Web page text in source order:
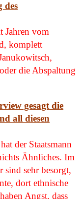
des
Jahren vom
komplett
die Abspaltung
gesagt die
all diesen
der Staatsmann
Ähnliches. Im
sehr besorgt,
dort ethnische
Angst, dass